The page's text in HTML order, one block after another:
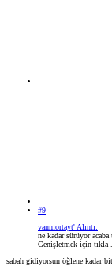
#9
vanmortayt' Alıntı:
ne kadar sürüyor
Genişletmek için tıkla
sabah gidiyorsun öğlene kadar